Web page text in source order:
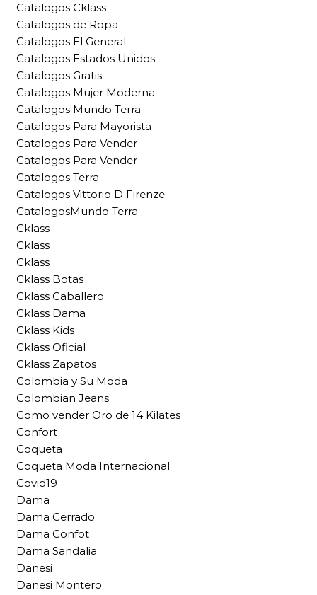
Catalogos Cklass
Catalogos de Ropa
Catalogos El General
Catalogos Estados Unidos
Catalogos Gratis
Catalogos Mujer Moderna
Catalogos Mundo Terra
Catalogos Para Mayorista
Catalogos Para Vender
Catalogos Para Vender
Catalogos Terra
Catalogos Vittorio D Firenze
CatalogosMundo Terra
Cklass
Cklass
Cklass
Cklass Botas
Cklass Caballero
Cklass Dama
Cklass Kids
Cklass Oficial
Cklass Zapatos
Colombia y Su Moda
Colombian Jeans
Como vender Oro de 14 Kilates
Confort
Coqueta
Coqueta Moda Internacional
Covid19
Dama
Dama Cerrado
Dama Confot
Dama Sandalia
Danesi
Danesi Montero